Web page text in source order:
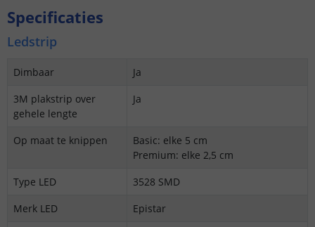
Specificaties
Ledstrip
Dimbaar
Ja
3M plakstrip over
gehele lengte
Ja
Op maat te knippen
Basic: elke 5 cm
Premium: elke 2,5 cm
Type LED
3528 SMD
Merk LED
Epistar